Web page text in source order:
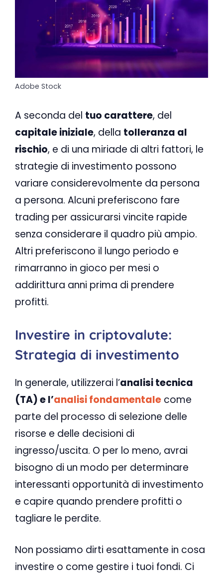
Adobe Stock
A seconda del tuo carattere, del
capitale iniziale, della tolleranza al
rischio, e di una miriade di altri fattori, le
strategie di investimento possono
variare considerevolmente da persona
a persona. Alcuni preferiscono fare
trading per assicurarsi vincite rapide
senza considerare il quadro più ampio.
Altri preferiscono il lungo periodo e
rimarranno in gioco per mesi o
addirittura anni prima di prendere
profitti.
Investire in criptovalute:
Strategia di investimento
In generale, utilizzerai l’analisi tecnica
(TA) e l’analisi fondamentale come
parte del processo di selezione delle
risorse e delle decisioni di
ingresso/uscita. O per lo meno, avrai
bisogno di un modo per determinare
interessanti opportunità di investimento
e capire quando prendere profitti o
tagliare le perdite.
Non possiamo dirti esattamente in cosa
investire o come gestire i tuoi fondi. Ci